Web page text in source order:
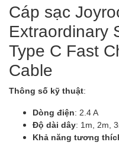
Cáp sạc
Extraordinary
Type C Fast
Cable
Thông số kỹ thuật:
Dòng điện: 2.4 A
Độ dài dây: 1m, 2m,
Khả năng tương